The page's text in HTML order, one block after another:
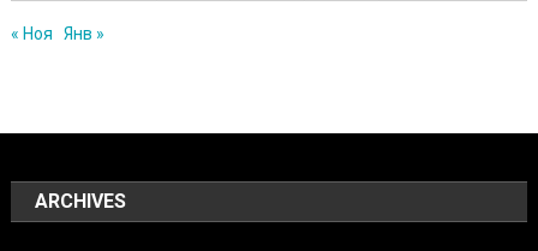
« Ноя Янв »
ARCHIVES